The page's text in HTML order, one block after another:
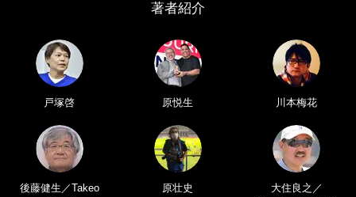
著者紹介
戸塚啓 原悦生 川本梅花
後藤健生／Takeo
原壮史
大住良之／